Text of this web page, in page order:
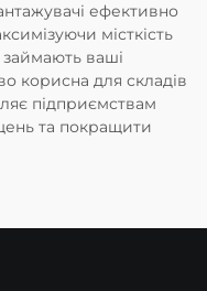
ефективно
місткість
займають ваші
корисна для складів
підприємствам
та покращити